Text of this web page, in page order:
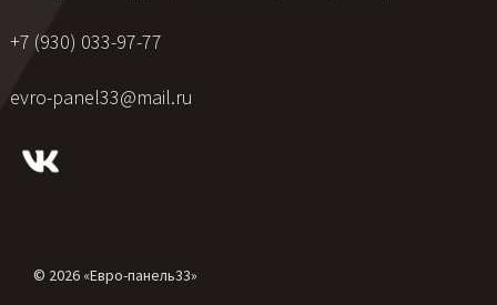
+7 (930) 033-97-77
evro-panel33@mail.ru
© 2026 «Евро-панель33»